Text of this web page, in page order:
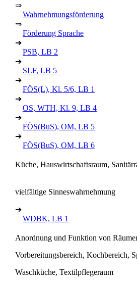
⇒
Wahrnehmungsförderung
⇒
Förderung Sprache
➔
PSB, LB 2
➔
SLF, LB 5
➔
FÖS(L), Kl. 5/6, LB 1
➔
OS, WTH, Kl. 9, LB 4
➔
FÖS(BuS), OM, LB 5
➔
FÖS(BuS), OM, LB 6
Küche, Hauswirtschaftsraum,
vielfältige Sinneswahrnehmung
➔
WDBK, LB 1
Anordnung und Funktion von
Vorbereitungsbereich, Kochbereich,
Waschküche, Textilpflegeraum